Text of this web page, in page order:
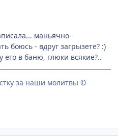
маньячно-
боюсь - вдруг загрызете? :)
в баню, глюки всякие?..
за наши молитвы ©